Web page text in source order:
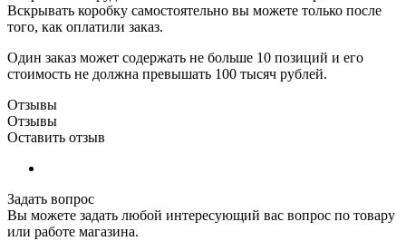
Вскрывать коробку самостоятельно вы можете только после
того, как оплатили заказ.
Один заказ может содержать не больше 10 позиций и его
стоимость не должна превышать 100 тысяч рублей.
Отзывы
Отзывы
Оставить отзыв
Задать вопрос
Вы можете задать любой интересующий вас вопрос по товару
или работе магазина.